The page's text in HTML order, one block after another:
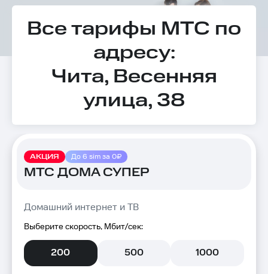
Все тарифы МТС по
адресу:
Чита, Весенняя
улица, 38
АКЦИЯ До 6 sim за 0₽
МТС ДОМА СУПЕР
Домашний интернет и ТВ
Выберите скорость, Мбит/сек:
200 500 1000